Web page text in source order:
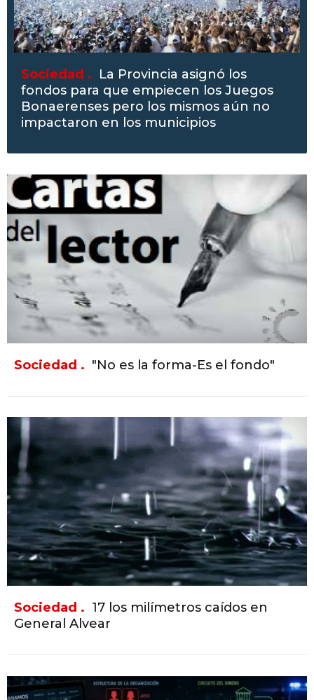
Sociedad . La Provincia asignó los
fondos para que empiecen los Juegos
Bonaerenses pero los mismos aún no
impactaron en los municipios
Sociedad . "No es la forma-Es el fondo"
Sociedad . 17 los milímetros caídos en
General Alvear